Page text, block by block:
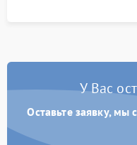
У Вас
Оставьте заявку,